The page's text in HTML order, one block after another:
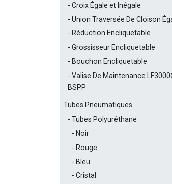
Croix Égale et Inégale
Union Traversée De Cloison
Réduction Encliquetable
Grossisseur Encliquetable
Bouchon Encliquetable
Valise De Maintenance
BSPP
Tubes Pneumatiques
Tubes Polyuréthane
Noir
Rouge
Bleu
Cristal